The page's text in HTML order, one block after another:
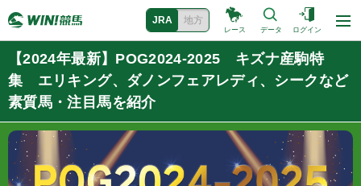
JRA 地方
レース データ ログイン
【2024年最新】POG2024-2025 キズナ産駒特
集 エリキング、ダノンフェアレディ、シークなど
素質馬・注目馬を紹介